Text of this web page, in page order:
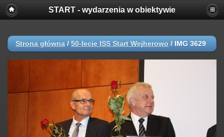
START - wydarzenia w obiektywie
Strona główna / 50-lecie ISS Start Wejherowo / IMG 3629